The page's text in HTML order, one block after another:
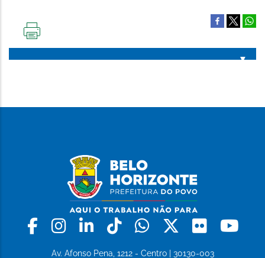
PÁGINA
Facebook
Instagram
LinkedinTiktokWhatsapp
X Flickr
Av. Afonso Pena, 1212 - Centro | 30130-003